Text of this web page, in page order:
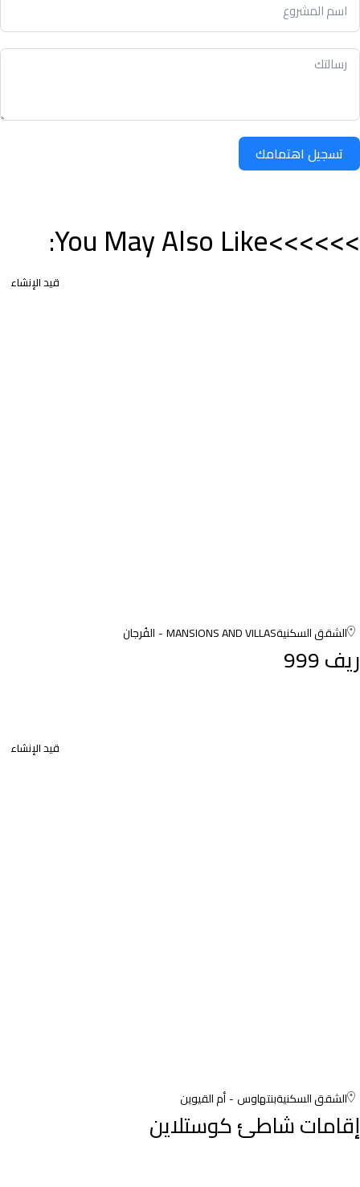
تسجيل اهتمامك
>>>>>>You May Also Like:
قيد الإنشاء
الشقق السكنيةMANSIONS AND VILLAS الفُرجان
ريف 999
قيد الإنشاء
الشقق السكنيةبنتهاوس أم القيوين
إقامات شاطئ كوستلاين